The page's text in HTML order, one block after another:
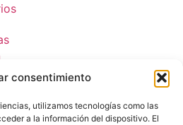
consentimiento
utilizamos tecnologías como las
a la información del dispositivo. El